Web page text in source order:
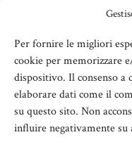
Per fornire le migliori
cookie per memorizzare
dispositivo. Il consenso a
elaborare dati come il
su questo sito. Non
influire negativamente su
Chiedo dunque
ulteriormente a questo
me portando
togliere questo glorioso
fu. Grazie .
L’avv. Antonino